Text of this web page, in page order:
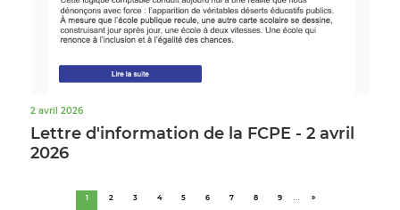
2 avril 2026
Lettre d'information de la FCPE - 2 avril
2026
1 2 3 4 5 6 7 8 9 … »